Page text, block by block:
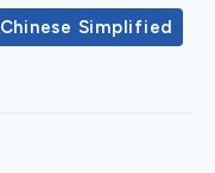
Chinese Simplified